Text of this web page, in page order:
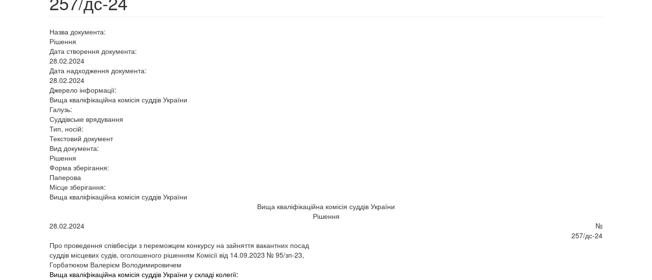
Назва документа:
Рішення
Дата створення документа:
28.02.2024
Дата надходження документа:
28.02.2024
Джерело інформації:
Вища кваліфікаційна комісія суддів України
Галузь:
Суддівське врядування
Тип, носій:
Текстовий документ
Вид документа:
Рішення
Форма зберігання:
Паперова
Місце зберігання:
Вища кваліфікаційна комісія суддів України
Вища кваліфікаційна комісія суддів України
Рішення
28.02.2024
№
257/дс-24
Про проведення співбесіди з переможцем конкурсу на зайняття вакантних посад
суддів місцевих судів, оголошеного рішенням Комісії від 14.09.2023 № 95/зп-23,
Горбатюком Валерієм Володимировичем
Вища кваліфікаційна комісія суддів України у складі колегії: